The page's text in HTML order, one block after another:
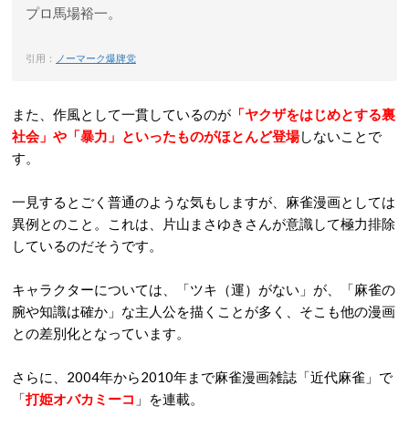
プロ馬場裕一。
引用： ノーマーク爆牌党
また、作風として一貫しているのが 「ヤクザをはじめとする裏
社会」や「暴力」といったものがほとんど登場しないことで
す。
一見するとごく普通のような気もしますが、麻雀漫画としては
異例とのこと。これは、片山まさゆきさんが意識して極力排除
しているのだそうです。
キャラクターについては、「ツキ（運）がない」が、「麻雀の
腕や知識は確か」な主人公を描くことが多く、そこも他の漫画
との差別化となっています。
さらに、2004年から2010年まで麻雀漫画雑誌「近代麻雀」で
「打姫オバカミーコ 」を連載。